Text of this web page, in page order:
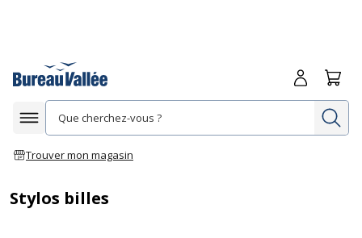
Afficher la navigation
Trouver mon magasin
Me
Stylos billes